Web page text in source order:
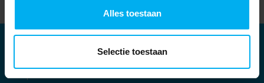
Alles toestaan
Selectie toestaan
Kernpartners: